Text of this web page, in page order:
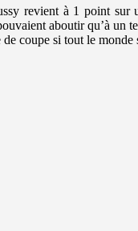
revient à 1 point
aboutir qu’à un
coupe si tout le